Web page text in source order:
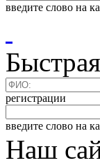
введите слово на
регистрации
введите слово на
Наш